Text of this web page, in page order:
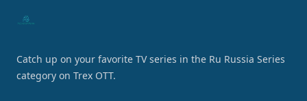
Catch up on your favorite TV series in the Ru Russia Series
category on Trex OTT.